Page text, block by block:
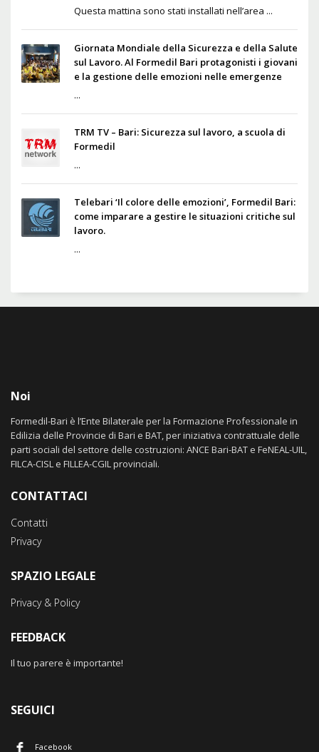
Questa mattina sono stati installati nell’area ...
Giornata Mondiale della Sicurezza e della Salute
sul Lavoro. Al Formedil Bari protagonisti i giovani
e la gestione delle emozioni nelle emergenze
...
TRM TV – Bari: Sicurezza sul lavoro, a scuola di
Formedil
...
Telebari ‘Il colore delle emozioni’, Formedil Bari:
come imparare a gestire le situazioni critiche sul
lavoro.
...
Noi
Formedil-Bari è l’Ente Bilaterale per la Formazione Professionale in
Edilizia delle Provincie di Bari e BAT, per iniziativa contrattuale delle
parti sociali del settore delle costruzioni: ANCE Bari-BAT e FeNEAL-UIL,
FILCA-CISL e FILLEA-CGIL provinciali.
CONTATTACI
Contatti
Privacy
SPAZIO LEGALE
Privacy & Policy
FEEDBACK
Il tuo parere è importante!
SEGUICI
Facebook